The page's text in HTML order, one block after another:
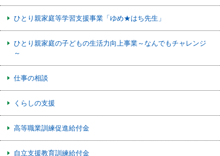
ひとり親家庭等学習支援事業「ゆめ★はち先生」
ひとり親家庭の子どもの生活力向上事業～なんでもチャレンジ
～
仕事の相談
くらしの支援
高等職業訓練促進給付金
自立支援教育訓練給付金